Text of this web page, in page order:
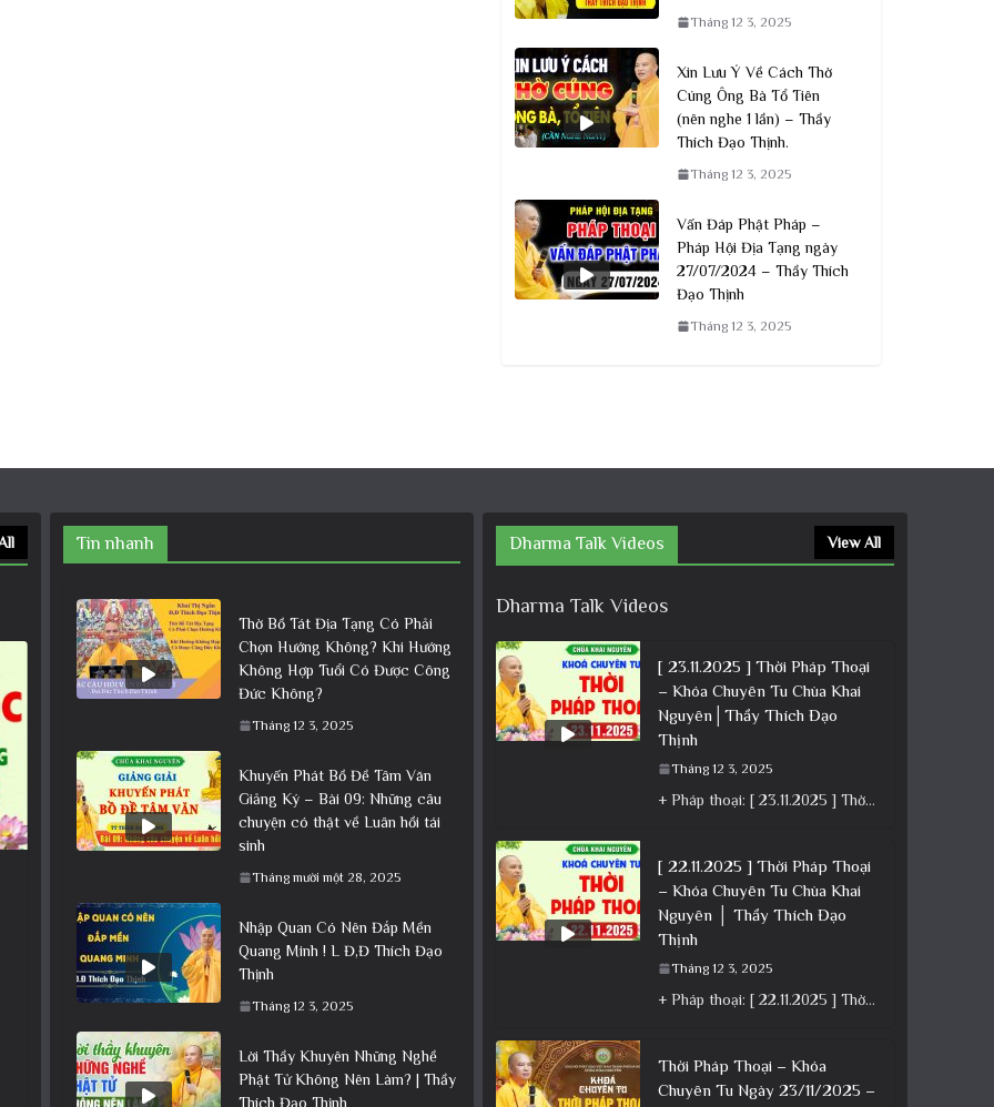
Tháng 12 3, 2025
Xin Lưu Ý Về Cách Thờ
Cúng Ông Bà Tổ Tiên
(nên nghe 1 lần) – Thầy
Thích Đạo Thịnh.
Tháng 12 3, 2025
Vấn Đáp Phật Pháp –
Pháp Hội Địa Tạng ngày
27/07/2024 – Thầy Thích
Đạo Thịnh
Tháng 12 3, 2025
Tin nhanh
Thờ Bồ Tát Địa Tạng Có Phải
Chọn Hướng Không? Khi Hướng
Không Hợp Tuổi Có Được Công
Đức Không?
Tháng 12 3, 2025
Khuyến Phát Bồ Đề Tâm Văn
Giảng Ký – Bài 09: Những câu
chuyện có thật về Luân hồi tái
sinh
Tháng mười một 28, 2025
Nhập Quan Có Nên Đắp Mền
Quang Minh ! L Đ,Đ Thích Đạo
Thịnh
Tháng 12 3, 2025
Lời Thầy Khuyên Những Nghề
Phật Tử Không Nên Làm? | Thầy
Thích Đạo Thịnh
Dharma Talk Videos View All
Dharma Talk Videos
[ 23.11.2025 ] Thời Pháp Thoại
– Khóa Chuyên Tu Chùa Khai
Nguyên│Thầy Thích Đạo
Thịnh
Tháng 12 3, 2025
+ Pháp thoại: [ 23.11.2025 ] Thời Pháp Thoại – Khóa Chuyên Tu Chùa Khai Nguyên│Thầy Thích Đạo Thịnh +
[ 22.11.2025 ] Thời Pháp Thoại
– Khóa Chuyên Tu Chùa Khai
Nguyên │ Thầy Thích Đạo
Thịnh
Tháng 12 3, 2025
+ Pháp thoại: [ 22.11.2025 ] Thời Pháp Thoại – Khóa Chuyên Tu Chùa Khai Nguyên │ Thầy Thích Đạo
Thời Pháp Thoại – Khóa
Chuyên Tu Ngày 23/11/2025 –